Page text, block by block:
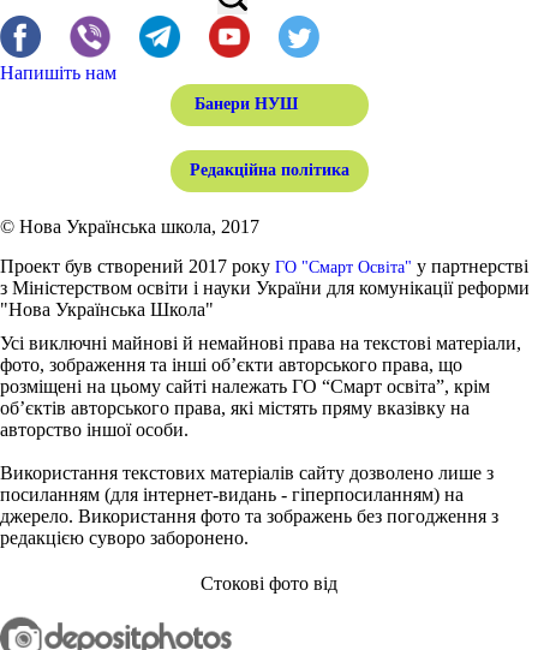
Напишіть нам
Банери НУШ
Редакційна політика
© Нова Українська школа, 2017
Проект був створений 2017 року ГО "Смарт Освіта" у партнерстві
з Міністерством освіти і науки України для комунікації реформи
"Нова Українська Школа"
Усі виключні майнові й немайнові права на текстові матеріали,
фото, зображення та інші об’єкти авторського права, що
розміщені на цьому сайті належать ГО “Смарт освіта”, крім
об’єктів авторського права, які містять пряму вказівку на
авторство іншої особи.
Використання текстових матеріалів сайту дозволено лише з
посиланням (для інтернет-видань - гіперпосиланням) на
джерело. Використання фото та зображень без погодження з
редакцією суворо заборонено.
Стокові фото від